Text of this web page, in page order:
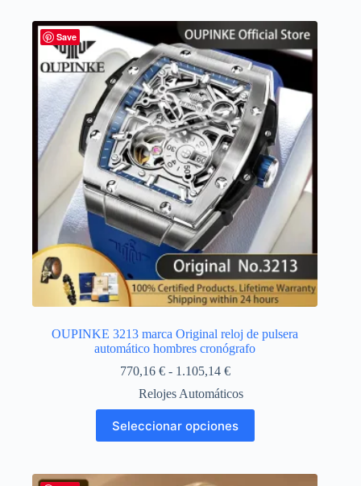
variantes.
Las
opciones
se
pueden
elegir
en
la
página
de
producto
Save
OUPINKE 3213 marca Original reloj de pulsera
automático hombres cronógrafo
770,16 € - 1.105,14 €Rango
precios:
desde
770,16 €
hasta
Relojes Automáticos
Seleccionar opciones
producto
tiene
variantes.